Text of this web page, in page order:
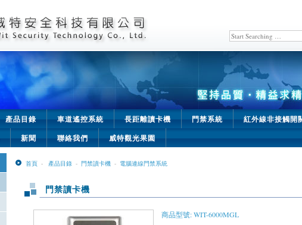
產品目錄 車道遙控系統 長距離讀卡機 門禁系統
紅外線非接觸開
新聞 聯絡我們 威特觀光果園
首頁 - 產品目錄 - 門禁讀卡機 - 電腦連線門禁系統
門禁讀卡機
商品型號: WIT-6000MGL